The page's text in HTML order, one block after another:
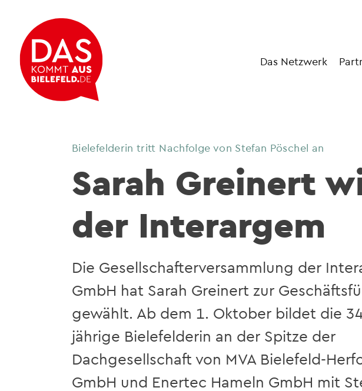
Das Netzwerk
Bielefelderin tritt Nachfolge von Stefan Pöschel an
Sarah Greinert
der Interargem
Die Gesellschafterversammlung der
GmbH hat Sarah Greinert zur
gewählt. Ab dem 1. Oktober bildet die
jährige Bielefelderin an der Spitze der
Dachgesellschaft von MVA Bielefeld-
GmbH und Enertec Hameln GmbH mit